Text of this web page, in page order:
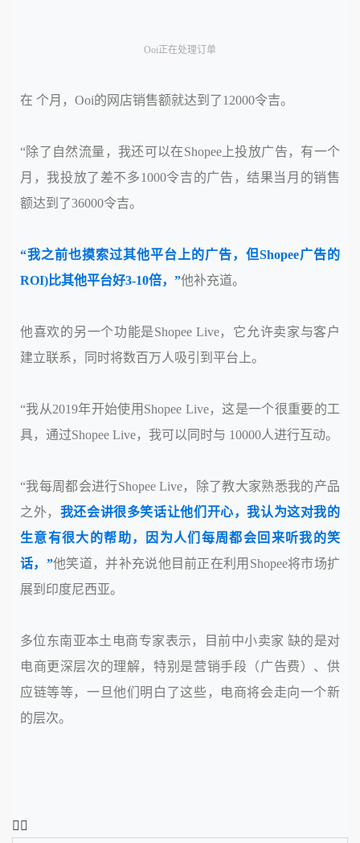
Ooi正在处理订单
在 个月，Ooi的网店销售额就达到了12000令吉。
“除了自然流量，我还可以在Shopee上投放广告，有一个
月，我投放了差不多1000令吉的广告，结果当月的销售
额达到了36000令吉。
“我之前也摸索过其他平台上的广告，但Shopee广告的
ROI)比其他平台好3-10倍，”他补充道。
他喜欢的另一个功能是Shopee Live，它允许卖家与客户
建立联系，同时将数百万人吸引到平台上。
“我从2019年开始使用Shopee Live，这是一个很重要的工
具，通过Shopee Live，我可以同时与 10000人进行互动。
“我每周都会进行Shopee Live，除了教大家熟悉我的产品
之外， 我还会讲很多笑话让他们开心，我认为这对我的
生意有很大的帮助，因为人们每周都会回来听我的笑
话，”他笑道，并补充说他目前正在利用Shopee将市场扩
展到印度尼西亚。
多位东南亚本土电商专家表示，目前中小卖家 缺的是对
电商更深层次的理解，特别是营销手段（广告费）、供
应链等等，一旦他们明白了这些，电商将会走向一个新
的层次。
❤️‍🔥